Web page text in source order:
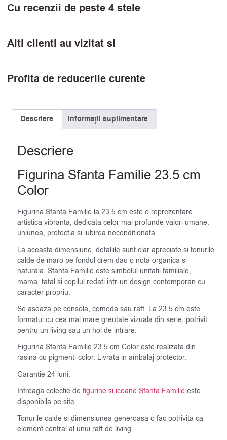
Cu recenzii de peste 4 stele
Alti clienti au vizitat si
Profita de reducerile curente
Descriere Informații suplimentare
Descriere
Figurina Sfanta Familie 23.5 cm
Color
Figurina Sfanta Familie la 23.5 cm este o reprezentare
artistica vibranta, dedicata celor mai profunde valori umane:
uniunea, protectia si iubirea neconditionata.
La aceasta dimensiune, detaliile sunt clar apreciate si tonurile
calde de maro pe fondul crem dau o nota organica si
naturala. Sfanta Familie este simbolul unitatii familiale,
mama, tatal si copilul redati intr-un design contemporan cu
caracter propriu.
Se aseaza pe consola, comoda sau raft. La 23.5 cm este
formatul cu cea mai mare greutate vizuala din serie, potrivit
pentru un living sau un hol de intrare.
Figurina Sfanta Familie 23.5 cm Color este realizata din
rasina cu pigmenti color. Livrata in ambalaj protector.
Garantie 24 luni.
Intreaga colectie de figurine si icoane Sfanta Familie este
disponibila pe site.
Tonurile calde si dimensiunea generoasa o fac potrivita ca
element central al unui raft de living.